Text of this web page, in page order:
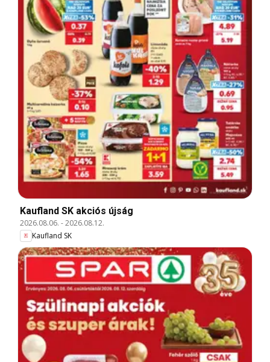
Kaufland SK akciós újság
2026.08.06. -2026.08.12.
Kaufland SK